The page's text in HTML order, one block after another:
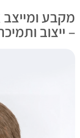
מקבע ומייצב
– ייצוב